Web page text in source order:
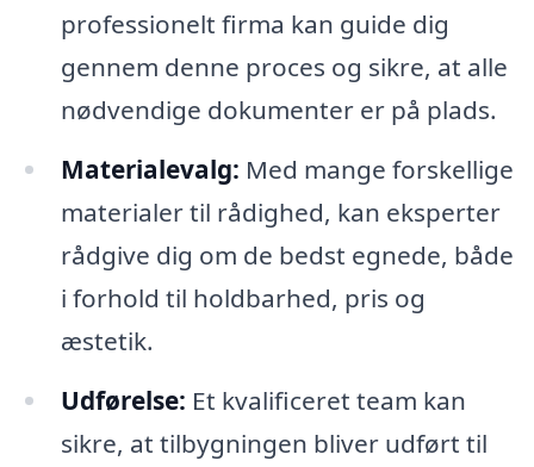
professionelt firma kan guide dig
gennem denne proces og sikre, at alle
nødvendige dokumenter er på plads.
Materialevalg: Med mange forskellige
materialer til rådighed, kan eksperter
rådgive dig om de bedst egnede, både
i forhold til holdbarhed, pris og
æstetik.
Udførelse: Et kvalificeret team kan
sikre, at tilbygningen bliver udført til